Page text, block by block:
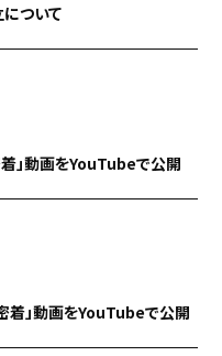
ついて
」動画をYouTubeで公開
着」動画をYouTubeで公開